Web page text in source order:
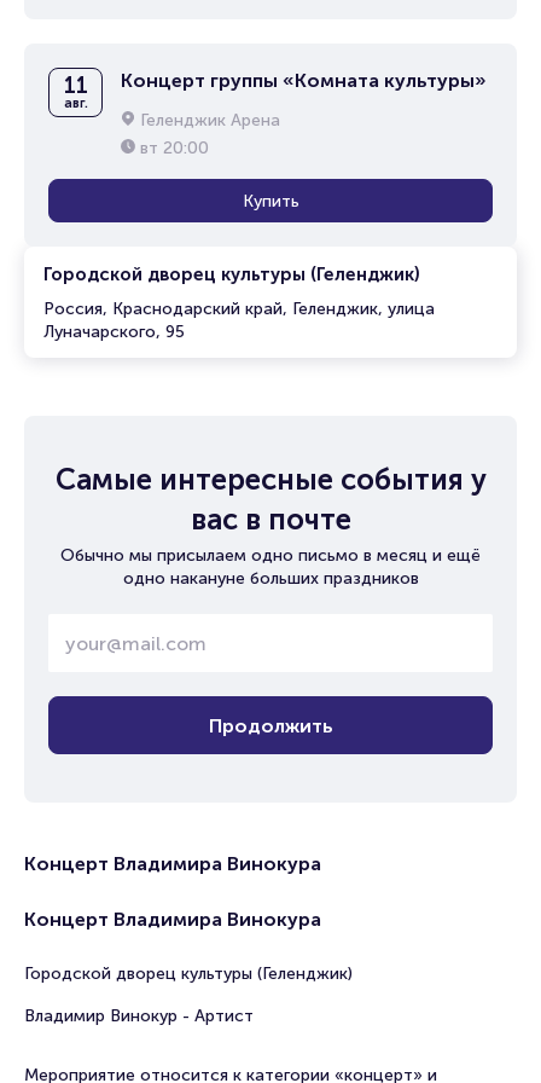
Городской дворец культуры (Геленджик)
Россия, Краснодарский край, Геленджик, улица
Луначарского, 95
11
авг.
Концерт группы «Комната культуры»
Геленджик Арена
вт 20:00
Купить
Самые интересные события у
вас в почте
Обычно мы присылаем одно письмо в месяц и ещё
одно накануне больших праздников
Продолжить
Концерт Владимира Винокура
Концерт Владимира Винокура
Городской дворец культуры (Геленджик)
Владимир Винокур - Артист
Мероприятие относится к категории «концерт» и